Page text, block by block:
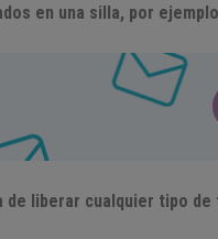
en una silla, por
de liberar cualquier tipo de